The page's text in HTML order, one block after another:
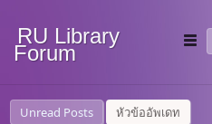
RU Library
Forum
Unread Posts หัวข้ออัพเดท